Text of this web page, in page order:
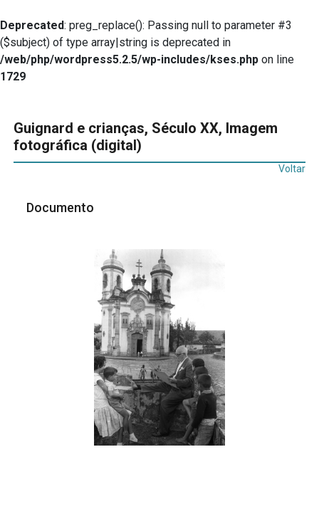
Deprecated: preg_replace(): Passing null to parameter #3
($subject) of type array|string is deprecated in
/web/php/wordpress5.2.5/wp-includes/kses.php on line
1729
Guignard e crianças, Século XX, Imagem
fotográfica (digital)
Voltar
Documento